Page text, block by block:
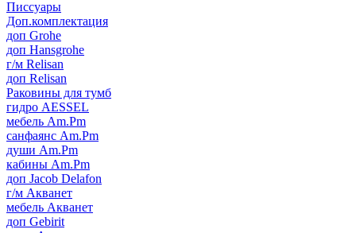
Писсуары
Доп.комплектация
доп Grohe
доп Hansgrohe
г/м Relisan
доп Relisan
Раковины для тумб
гидро AESSEL
мебель Am.Pm
санфаянс Am.Pm
души Am.Pm
кабины Am.Pm
доп Jacob Delafon
г/м Акванет
мебель Акванет
доп Gebirit